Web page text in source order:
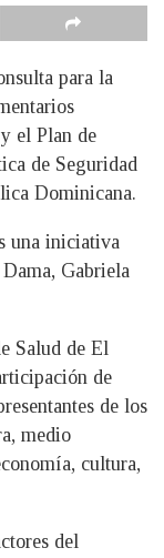
para la
el Plan de
de Seguridad
Dominicana.
una iniciativa
Gabriela
Salud de El
de
de los
medio
cultura,
del